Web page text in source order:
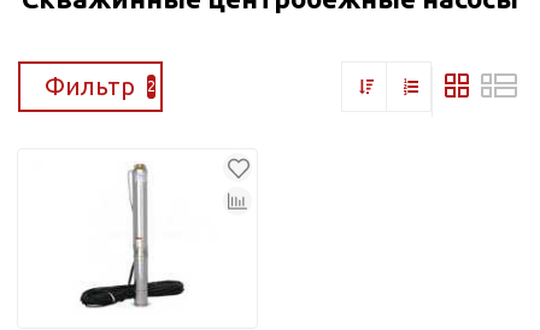
Фильтр 2